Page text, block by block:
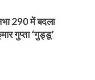
290 में बदला
गुप्ता ‘गुड्डू’